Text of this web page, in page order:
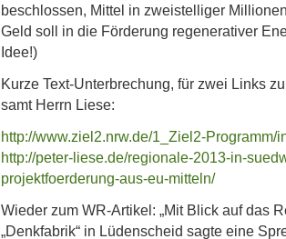
beschlossen, Mittel in zweistelliger
Geld soll in die Förderung regenerativer
Idee!)
Kurze Text-Unterbrechung, für zwei Links
samt Herrn Liese:
http://www.ziel2.nrw.de/1_Ziel2-Programm/
http://peter-liese.de/regionale-2013-in-
projektfoerderung-aus-eu-mitteln/
Wieder zum WR-Artikel: „Mit Blick auf das
„Denkfabrik“ in Lüdenscheid sagte eine